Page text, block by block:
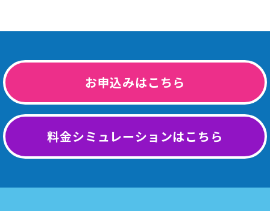
お申込みはこちら
料金シミュレーションはこちら